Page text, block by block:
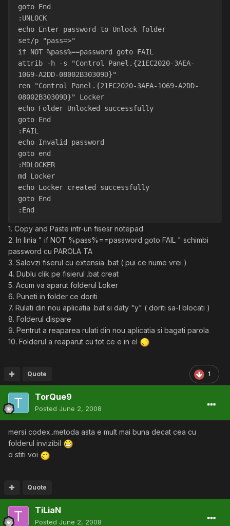
goto End
:UNLOCK
echo Enter password to Unlock folder
set/p "pass=>"
if NOT %pass%==password goto FAIL
attrib -h -s "Control Panel.{21EC2020-3AEA-
1069-A2DD-08002B30309D}"
ren "Control Panel.{21EC2020-3AEA-1069-A2DD-
08002B30309D}" Locker
echo Folder Unlocked successfully
goto End
:FAIL
echo Invalid password
goto end
:MDLOCKER
md Locker
echo Locker created successfully
goto End
:End
1. Copy and Paste intr-un fisesr notepad
2. In linia " if NOT %pass%==password goto FAIL " schimbi
password cu PAROLA TA
3. Salevzi fiserul cu extensia .bat ( pui ce nume vrei )
4. Dublu clik pe fisierul .bat creat
5. Acum va aparut folderul Loker
6. Puneti in folder ce doriti
7. Rulati din nou aplicatia .bat si daty "y" ( doriti sa-l blocati )
8. Folderul dispare
9. Pentrut a reaparea rulati din nou aplicatia si bagati parola
10. Folderul a reaparut cu tot ce e in el
1
Quote
TorQue9
Posted June 2, 2008
mersi codex..metoda asta e mult mai buna decat cea cu
folderul invizibil
o stiti voi
Quote
TiLiaN
Posted June 2, 2008